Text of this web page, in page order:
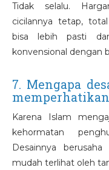
Tidak selalu.
cicilannya tetap,
bisa lebih pasti
konvensional dengan
7. Mengapa
Karena Islam
kehormatan
Desainnya
mudah terlihat oleh